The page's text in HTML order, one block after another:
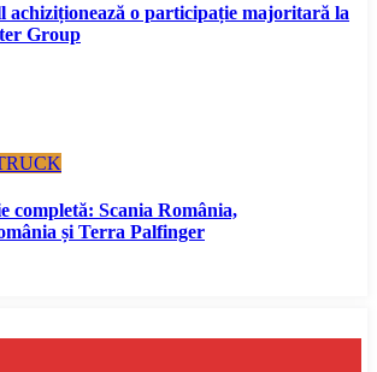
achiziționează o participație majoritară la
Group
completă: Scania România,
și Terra Palfinger